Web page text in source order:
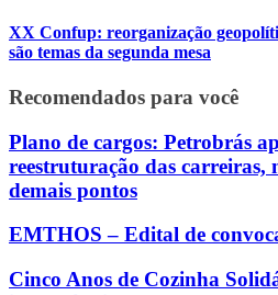
XX Confup: reorganização
são temas da segunda mesa
Recomendados para você
Plano de cargos: Petrobrás
reestruturação das carreiras,
demais pontos
EMTHOS – Edital de
Cinco Anos de Cozinha